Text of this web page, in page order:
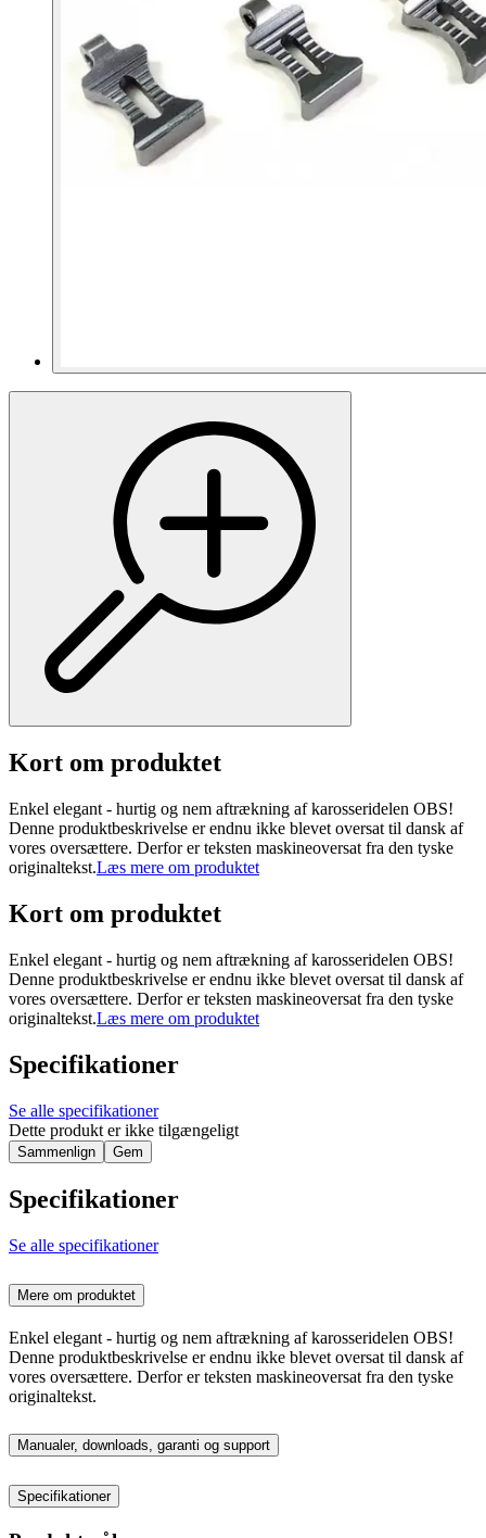
Kort om produktet
Enkel elegant - hurtig og nem aftrækning af karosseridelen OBS!
Denne produktbeskrivelse er endnu ikke blevet oversat til dansk af
vores oversættere. Derfor er teksten maskineoversat fra den tyske
originaltekst.Læs mere om produktet
Kort om produktet
Enkel elegant - hurtig og nem aftrækning af karosseridelen OBS!
Denne produktbeskrivelse er endnu ikke blevet oversat til dansk af
vores oversættere. Derfor er teksten maskineoversat fra den tyske
originaltekst.Læs mere om produktet
Specifikationer
Se alle specifikationer
Dette produkt er ikke tilgængeligt
Sammenlign Gem
Specifikationer
Se alle specifikationer
Mere om produktet
Enkel elegant - hurtig og nem aftrækning af karosseridelen OBS!
Denne produktbeskrivelse er endnu ikke blevet oversat til dansk af
vores oversættere. Derfor er teksten maskineoversat fra den tyske
originaltekst.
Manualer, downloads, garanti og support
Specifikationer